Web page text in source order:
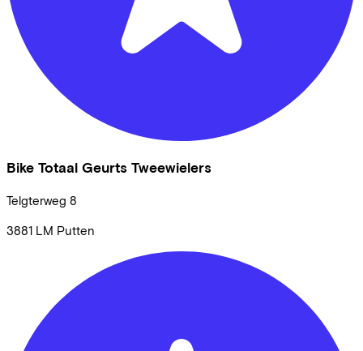
Bike Totaal Geurts Tweewielers
Telgterweg 8
3881 LM Putten